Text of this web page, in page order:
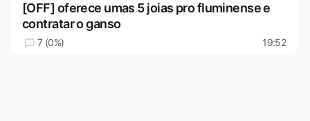
[OFF] oferece umas 5 joias pro fluminense e
contratar o ganso
7 (0%) 19:52